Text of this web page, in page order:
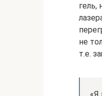
гель,
не
т.е.